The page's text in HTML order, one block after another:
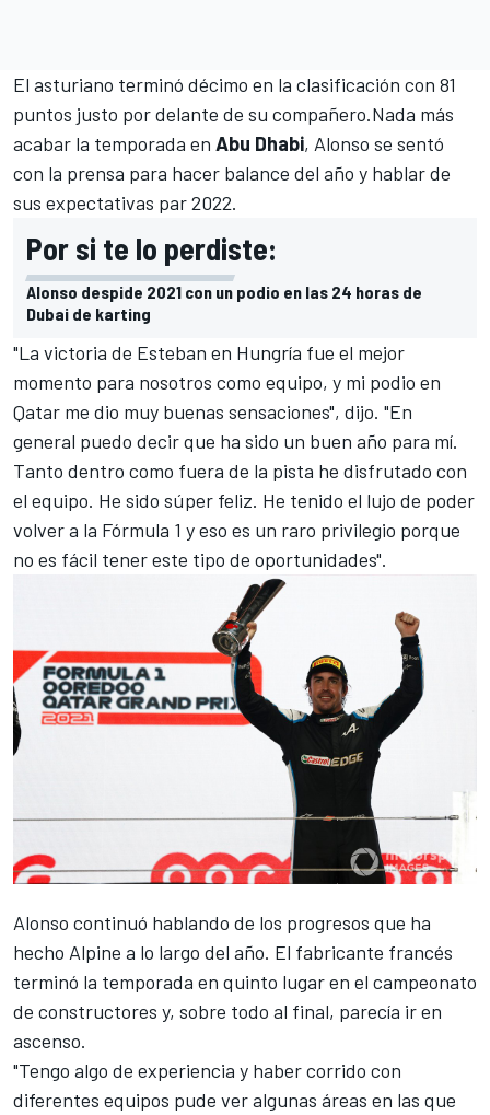
El asturiano terminó décimo en la clasificación con 81
puntos justo por delante de su compañero.Nada más
acabar la temporada en Abu Dhabi, Alonso se sentó
con la prensa para hacer balance del año y hablar de
sus expectativas par 2022.
Por si te lo perdiste:
Alonso despide 2021 con un podio en las 24 horas de
Dubai de karting
"La victoria de Esteban en Hungría fue el mejor
momento para nosotros como equipo, y mi podio en
Qatar me dio muy buenas sensaciones", dijo. "En
general puedo decir que ha sido un buen año para mí.
Tanto dentro como fuera de la pista he disfrutado con
el equipo. He sido súper feliz. He tenido el lujo de poder
volver a la Fórmula 1 y eso es un raro privilegio porque
no es fácil tener este tipo de oportunidades".
Alonso continuó hablando de los progresos que ha
hecho Alpine a lo largo del año. El fabricante francés
terminó la temporada en quinto lugar en el campeonato
de constructores y, sobre todo al final, parecía ir en
ascenso.
"Tengo algo de experiencia y haber corrido con
diferentes equipos pude ver algunas áreas en las que